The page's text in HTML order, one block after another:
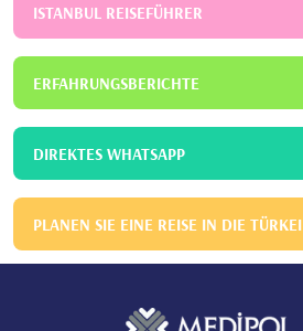
ISTANBUL REISEFÜHRER
ERFAHRUNGSBERICHTE
DIREKTES WHATSAPP
PLANEN SIE EINE REISE IN DIE TÜRKEI